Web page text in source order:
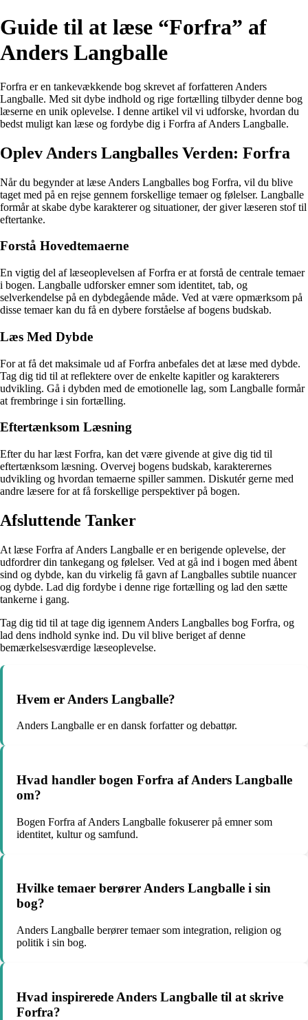
Guide til at læse “Forfra” af
Anders Langballe
Forfra er en tankevækkende bog skrevet af forfatteren Anders
Langballe. Med sit dybe indhold og rige fortælling tilbyder denne bog
læserne en unik oplevelse. I denne artikel vil vi udforske, hvordan du
bedst muligt kan læse og fordybe dig i Forfra af Anders Langballe.
Oplev Anders Langballes Verden: Forfra
Når du begynder at læse Anders Langballes bog Forfra, vil du blive
taget med på en rejse gennem forskellige temaer og følelser. Langballe
formår at skabe dybe karakterer og situationer, der giver læseren stof til
eftertanke.
Forstå Hovedtemaerne
En vigtig del af læseoplevelsen af Forfra er at forstå de centrale temaer
i bogen. Langballe udforsker emner som identitet, tab, og
selverkendelse på en dybdegående måde. Ved at være opmærksom på
disse temaer kan du få en dybere forståelse af bogens budskab.
Læs Med Dybde
For at få det maksimale ud af Forfra anbefales det at læse med dybde.
Tag dig tid til at reflektere over de enkelte kapitler og karakterers
udvikling. Gå i dybden med de emotionelle lag, som Langballe formår
at frembringe i sin fortælling.
Eftertænksom Læsning
Efter du har læst Forfra, kan det være givende at give dig tid til
eftertænksom læsning. Overvej bogens budskab, karakterernes
udvikling og hvordan temaerne spiller sammen. Diskutér gerne med
andre læsere for at få forskellige perspektiver på bogen.
Afsluttende Tanker
At læse Forfra af Anders Langballe er en berigende oplevelse, der
udfordrer din tankegang og følelser. Ved at gå ind i bogen med åbent
sind og dybde, kan du virkelig få gavn af Langballes subtile nuancer
og dybde. Lad dig fordybe i denne rige fortælling og lad den sætte
tankerne i gang.
Tag dig tid til at tage dig igennem Anders Langballes bog Forfra, og
lad dens indhold synke ind. Du vil blive beriget af denne
bemærkelsesværdige læseoplevelse.
Hvem er Anders Langballe?
Anders Langballe er en dansk forfatter og debattør.
Hvad handler bogen Forfra af Anders Langballe
om?
Bogen Forfra af Anders Langballe fokuserer på emner som
identitet, kultur og samfund.
Hvilke temaer berører Anders Langballe i sin
bog?
Anders Langballe berører temaer som integration, religion og
politik i sin bog.
Hvad inspirerede Anders Langballe til at skrive
Forfra?